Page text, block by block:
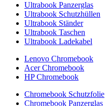
Ultrabook Panzerglas
Ultrabook Schutzhüllen
Ultrabook Ständer
Ultrabook Taschen
Ultrabook Ladekabel
Lenovo Chromebook
Acer Chromebook
HP Chromebook
Chromebook Schutzfolie
Chromebook Panzerglas